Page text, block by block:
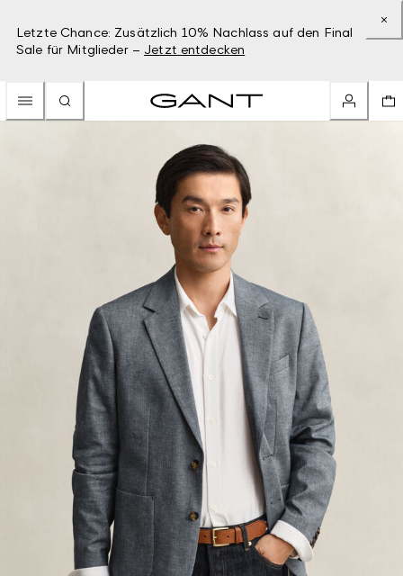
Letzte Chance: Zusätzlich 10% Nachlass auf den Final
Sale für Mitglieder – Jetzt entdecken